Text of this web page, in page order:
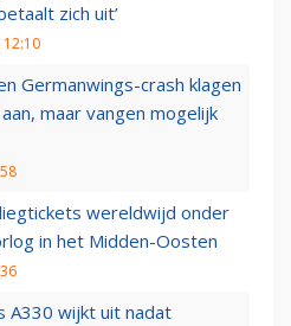
zich uit’
Germanwings-crash klagen
maar vangen mogelijk
wereldwijd onder
in het Midden-Oosten
A330 wijkt uit nadat